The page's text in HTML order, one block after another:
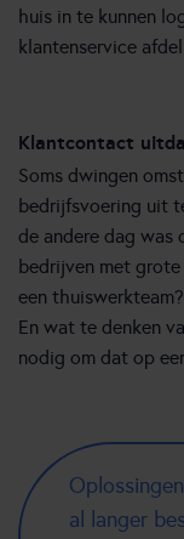
huis in te kunnen
klantenservice
Klantcontact
Soms dwingen
bedrijfsvoering uit
de andere dag was
bedrijven met
een
En wat te denken
nodig om dat op
al langer